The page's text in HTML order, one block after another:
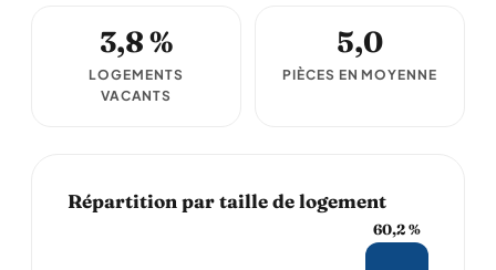
3,8 %
LOGEMENTS
VACANTS
5,0
PIÈCES EN MOYENNE
Répartition par taille de logement
60,2 %